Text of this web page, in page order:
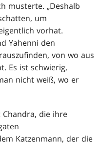
musterte. „Deshalb
um
vorhat.
Yahenni den
von wo aus
Es ist schwierig,
nicht weiß, wo er
Chandra, die ihre
Katzenmann, der die